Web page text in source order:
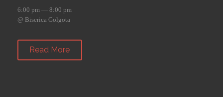
6:00 pm — 8:00 pm
@ Biserica Golgota
Read More